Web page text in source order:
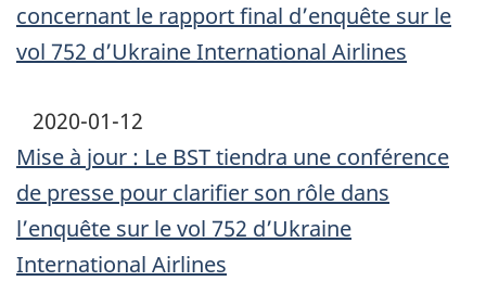
concernant le rapport final d’enquête sur le
vol 752 d’Ukraine International Airlines
2020-01-12
Mise à jour : Le BST tiendra une conférence
de presse pour clarifier son rôle dans
l’enquête sur le vol 752 d’Ukraine
International Airlines